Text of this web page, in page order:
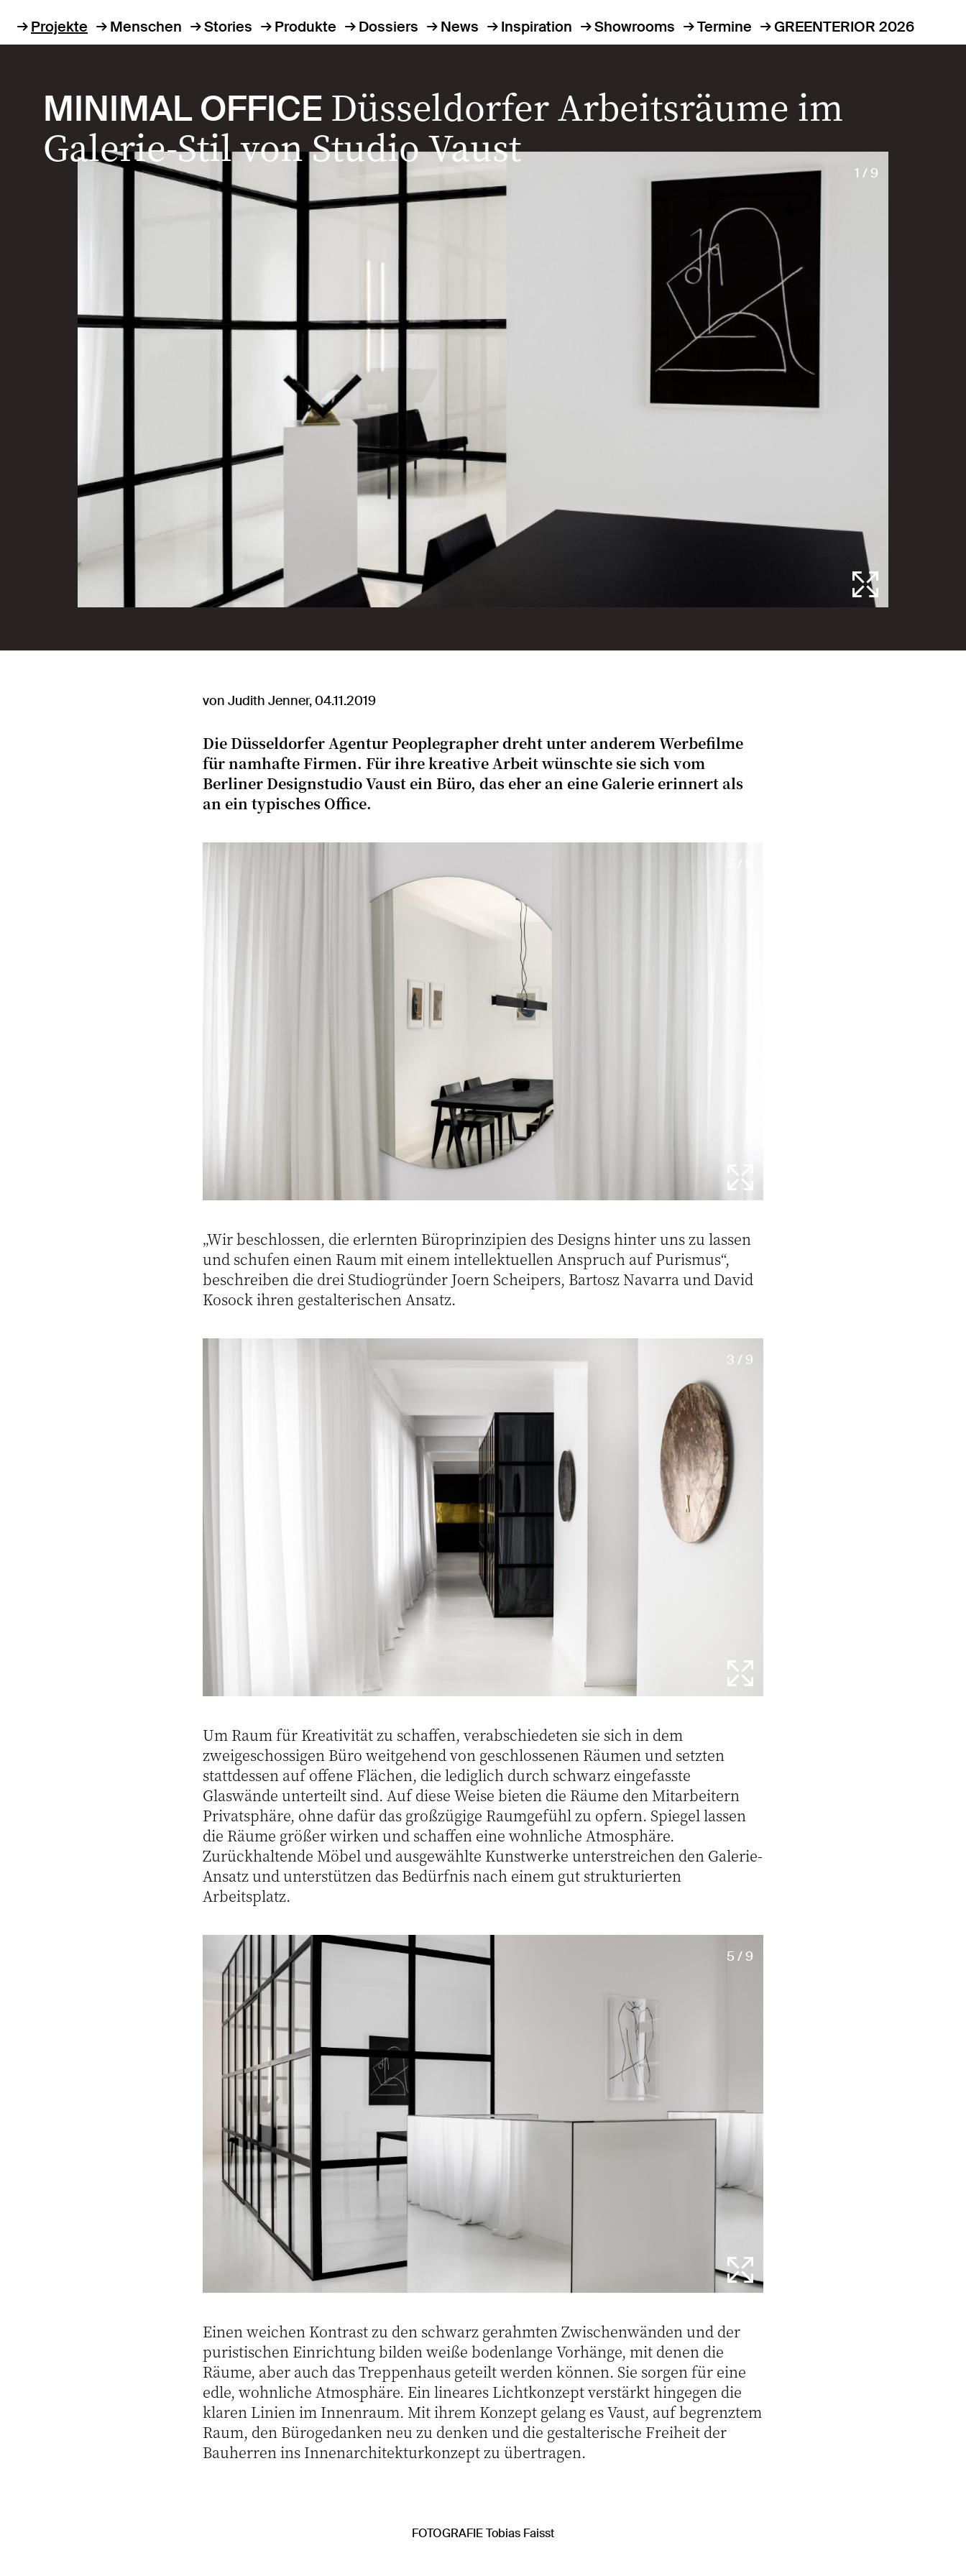
Projekte Menschen Stories Produkte Dossiers News Inspiration Showrooms Termine GREENTERIOR 2026
MINIMAL OFFICE Düsseldorfer Arbeitsräume im
Galerie-Stil von Studio Vaust
1 / 9
von Judith Jenner, 04.11.2019
Die Düsseldorfer Agentur Peoplegrapher dreht unter anderem Werbefilme
für namhafte Firmen. Für ihre kreative Arbeit wünschte sie sich vom
Berliner Designstudio Vaust ein Büro, das eher an eine Galerie erinnert als
an ein typisches Office.
„Wir beschlossen, die erlernten Büroprinzipien des Designs hinter uns zu lassen
und schufen einen Raum mit einem intellektuellen Anspruch auf Purismus“,
beschreiben die drei Studiogründer Joern Scheipers, Bartosz Navarra und David
Kosock ihren gestalterischen Ansatz.
3 / 9
Um Raum für Kreativität zu schaffen, verabschiedeten sie sich in dem
zweigeschossigen Büro weitgehend von geschlossenen Räumen und setzten
stattdessen auf offene Flächen, die lediglich durch schwarz eingefasste
Glaswände unterteilt sind. Auf diese Weise bieten die Räume den Mitarbeitern
Privatsphäre, ohne dafür das großzügige Raumgefühl zu opfern. Spiegel lassen
die Räume größer wirken und schaffen eine wohnliche Atmosphäre.
Zurückhaltende Möbel und ausgewählte Kunstwerke unterstreichen den Galerie-
Ansatz und unterstützen das Bedürfnis nach einem gut strukturierten
Arbeitsplatz.
5 / 9
Einen weichen Kontrast zu den schwarz gerahmten Zwischenwänden und der
puristischen Einrichtung bilden weiße bodenlange Vorhänge, mit denen die
Räume, aber auch das Treppenhaus geteilt werden können. Sie sorgen für eine
edle, wohnliche Atmosphäre. Ein lineares Lichtkonzept verstärkt hingegen die
klaren Linien im Innenraum. Mit ihrem Konzept gelang es Vaust, auf begrenztem
Raum, den Bürogedanken neu zu denken und die gestalterische Freiheit der
Bauherren ins Innenarchitekturkonzept zu übertragen.
FOTOGRAFIE Tobias Faisst